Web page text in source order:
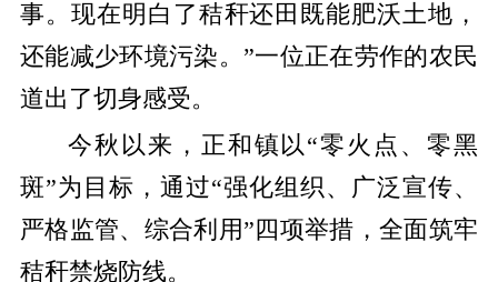
事。现在明白了秸秆还田既能肥沃土地，
还能减少环境污染。”一位正在劳作的农民
道出了切身感受。
今秋以来，正和镇以“零火点、零黑
斑”为目标，通过“强化组织、广泛宣传、
严格监管、综合利用”四项举措，全面筑牢
秸秆禁烧防线。